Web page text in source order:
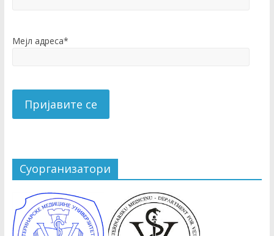
Мејл адреса*
Суорганизатори